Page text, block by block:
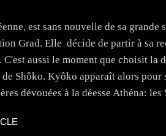
est sans nouvelle de sa
Grad. Elle décide de partir à sa
C'est aussi le moment que choisit la
Shôko. Kyôko apparaît alors
dévouées à la déesse Athéna: les